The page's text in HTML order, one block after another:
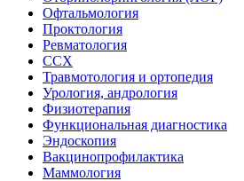
Офтальмология
Проктология
Ревматология
ССХ
Травмотология и ортопедия
Урология, андрология
Физиотерапия
Функциональная диагностика
Эндоскопия
Вакцинопрофилактика
Маммология